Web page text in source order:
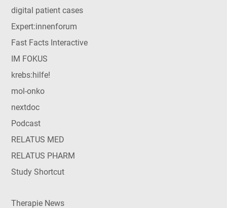
digital patient cases
Expert:innenforum
Fast Facts Interactive
IM FOKUS
krebs:hilfe!
mol-onko
nextdoc
Podcast
RELATUS MED
RELATUS PHARM
Study Shortcut
Therapie News